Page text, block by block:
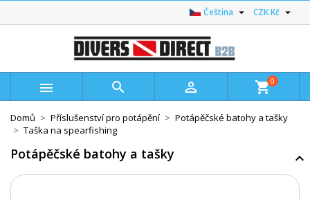
CZK Kč 
Čeština 
   shopping_cart0
Domů Příslušenství pro potápění
Potápěčské batohy a tašky
Taška na spearfishing
Potápěčské batohy a tašky